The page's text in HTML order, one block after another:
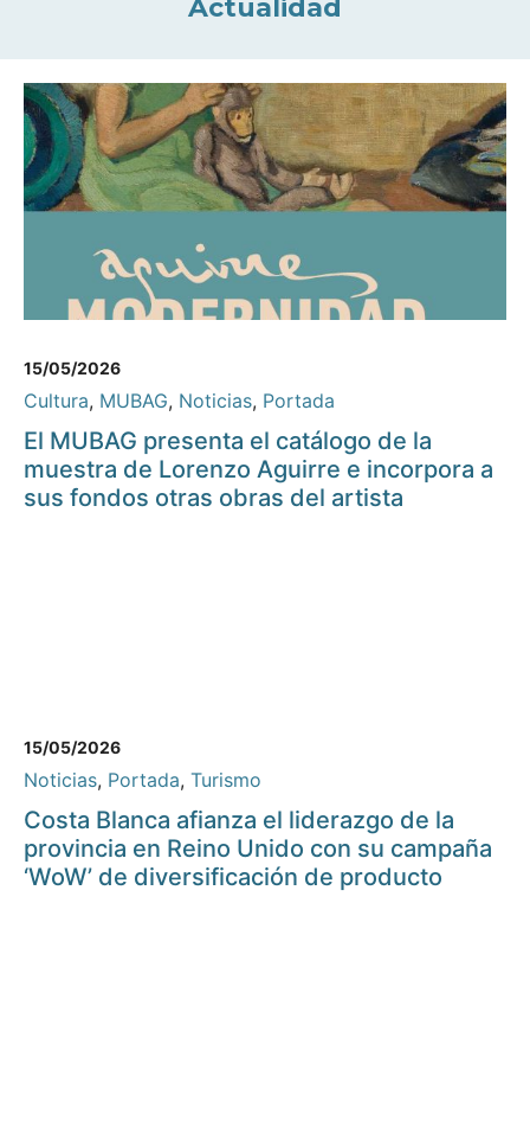
Actualidad
15/05/2026
Cultura, MUBAG, Noticias, Portada
El MUBAG presenta el catálogo de la
muestra de Lorenzo Aguirre e incorpora a
sus fondos otras obras del artista
15/05/2026
Noticias, Portada, Turismo
Costa Blanca afianza el liderazgo de la
provincia en Reino Unido con su campaña
‘WoW’ de diversificación de producto